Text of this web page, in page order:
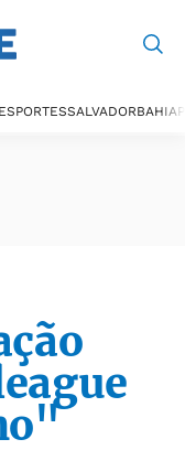
ESPORTESSALVADORBAHIA